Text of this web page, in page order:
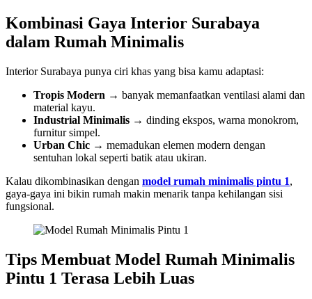
Kombinasi Gaya Interior Surabaya
dalam Rumah Minimalis
Interior Surabaya punya ciri khas yang bisa kamu adaptasi:
Tropis Modern → banyak memanfaatkan ventilasi alami dan
material kayu.
Industrial Minimalis → dinding ekspos, warna monokrom,
furnitur simpel.
Urban Chic → memadukan elemen modern dengan
sentuhan lokal seperti batik atau ukiran.
Kalau dikombinasikan dengan model rumah minimalis pintu 1,
gaya-gaya ini bikin rumah makin menarik tanpa kehilangan sisi
fungsional.
Tips Membuat Model Rumah Minimalis
Pintu 1 Terasa Lebih Luas